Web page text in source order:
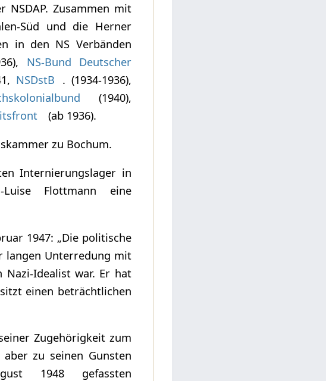
Zusammen mit
Süd und die Herner
in den NS Verbänden
NS-Bund Deutscher
NSDstB
. (1934-1936),
(1940),
(ab 1936).
zu Bochum.
Internierungslager in
Flottmann eine
1947: „Die politische
langen Unterredung mit
Nazi-Idealist war. Er hat
einen beträchtlichen
Zugehörigkeit zum
zu seinen Gunsten
1948 gefassten